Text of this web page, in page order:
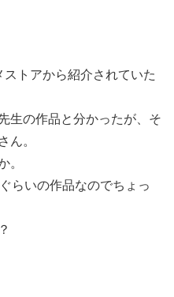
トアから紹介されていた
生の作品と分かったが、そ
ん。
。
らいの作品なのでちょっ